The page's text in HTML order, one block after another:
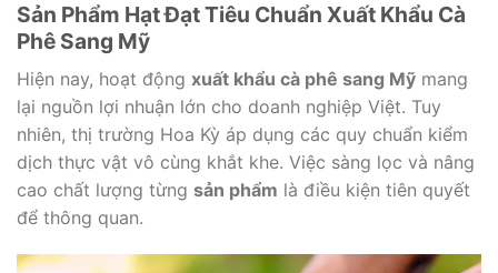
Sản Phẩm Hạt Đạt Tiêu Chuẩn Xuất Khẩu Cà
Phê Sang Mỹ
Hiện nay, hoạt động xuất khẩu cà phê sang Mỹ mang
lại nguồn lợi nhuận lớn cho doanh nghiệp Việt. Tuy
nhiên, thị trường Hoa Kỳ áp dụng các quy chuẩn kiểm
dịch thực vật vô cùng khắt khe. Việc sàng lọc và nâng
cao chất lượng từng sản phẩm là điều kiện tiên quyết
để thông quan.